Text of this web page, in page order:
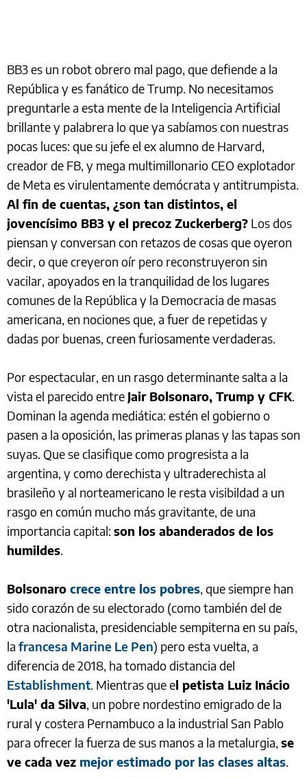
BB3 es un robot obrero mal pago, que defiende a la
República y es fanático de Trump. No necesitamos
preguntarle a esta mente de la Inteligencia Artificial
brillante y palabrera lo que ya sabíamos con nuestras
pocas luces: que su jefe el ex alumno de Harvard,
creador de FB, y mega multimillonario CEO explotador
de Meta es virulentamente demócrata y antitrumpista.
Al fin de cuentas, ¿son tan distintos, el
jovencísimo BB3 y el precoz Zuckerberg? Los dos
piensan y conversan con retazos de cosas que oyeron
decir, o que creyeron oír pero reconstruyeron sin
vacilar, apoyados en la tranquilidad de los lugares
comunes de la República y la Democracia de masas
americana, en nociones que, a fuer de repetidas y
dadas por buenas, creen furiosamente verdaderas.
Por espectacular, en un rasgo determinante salta a la
vista el parecido entre Jair Bolsonaro, Trump y CFK.
Dominan la agenda mediática: estén el gobierno o
pasen a la oposición, las primeras planas y las tapas son
suyas. Que se clasifique como progresista a la
argentina, y como derechista y ultraderechista al
brasileño y al norteamericano le resta visibildad a un
rasgo en común mucho más gravitante, de una
importancia capital: son los abanderados de los
humildes.
Bolsonaro crece entre los pobres, que siempre han
sido corazón de su electorado (como también del de
otra nacionalista, presidenciable sempiterna en su país,
la francesa Marine Le Pen) pero esta vuelta, a
diferencia de 2018, ha tomado distancia del
Establishment. Mientras que el petista Luiz Inácio
'Lula' da Silva, un pobre nordestino emigrado de la
rural y costera Pernambuco a la industrial San Pablo
para ofrecer la fuerza de sus manos a la metalurgia, se
ve cada vez mejor estimado por las clases altas.